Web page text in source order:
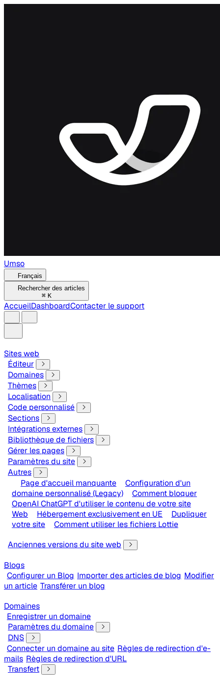
Umso
Français
Rechercher des articles
⌘ K
AccueilDashboardContacter le support
Sites web
Éditeur
Domaines
Thèmes
Localisation
Code personnalisé
Sections
Intégrations externes
Bibliothèque de fichiers
Gérer les pages
Paramètres du site
Autres
Page d'accueil manquante
Configuration d'un
domaine personnalisé (Legacy)
Comment bloquer
OpenAI ChatGPT d'utiliser le contenu de votre site
Web
Hébergement exclusivement en UE
Dupliquer
votre site
Comment utiliser les fichiers Lottie
Anciennes versions du site web
Blogs
Configurer un Blog Importer des articles de blog Modifier
un article Transférer un blog
Domaines
Enregistrer un domaine
Paramètres du domaine
DNS
Connecter un domaine au site Règles de redirection d'e-
mails Règles de redirection d'URL
Transfert